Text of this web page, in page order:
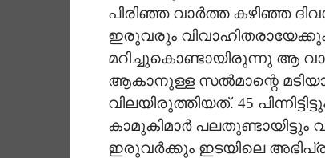
പിരിഞ്ഞ വാര്‍ത്ത കഴിഞ്ഞ
ഇരുവരും
മറിച്ചുകൊണ്ടായിരുന്നു ആ
ആകാനുള്ള സല്‍മാന്റെ
വിലയിരുത്തിയത്. 45
കാമുകിമാര്‍ പലതുണ്ടായിട്ടും
ഇരുവര്‍ക്കും ഇടയിലെ